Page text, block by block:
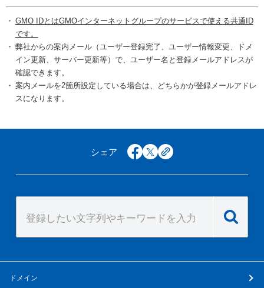
GMO IDとはGMOインターネットグループのサービスで使える共通ID
です。
弊社からの案内メール（ユーザー登録完了、ユーザー情報変更、ドメ
イン更新、サーバー更新等）で、ユーザー名と登録メールアドレスが
確認できます。
案内メールを2箇所設定している場合は、どちらかが登録メールアドレ
スになります。
シェア facebook
x copy
ドメイン